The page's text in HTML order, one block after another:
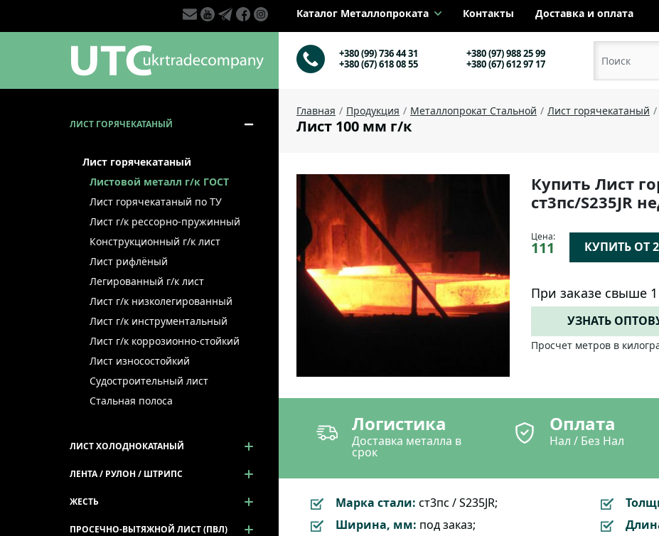
Каталог Металлопроката Контакты Доставка и оплата
+380 (99) 736 44 31
+380 (97) 988 25 99
+380 (67) 618 08 55
+380 (67) 612 97 17
Главная Продукция Металлопрокат Стальной Лист горячекатаный
Лист 100 мм г/к
Купить Лист
ст3пс/S235JR
Цена:
111 КУПИТЬ ОТ
При заказе свыше
УЗНАТЬ
Просчет метров в
Логистика
Доставка металла в
срок
Оплата
Нал / Без Нал
Марка стали: ст3пс / S235JR;
Ширина, мм: под заказ;
ЛИСТ ГОРЯЧЕКАТАНЫЙ
Лист горячекатаный
Листовой металл г/к ГОСТ
Лист горячекатаный по ТУ
Лист г/к рессорно-пружинный
Конструкционный г/к лист
Лист рифлёный
Легированный г/к лист
Лист г/к низколегированный
Лист г/к инструментальный
Лист г/к коррозионно-стойкий
Лист износостойкий
Судостроительный лист
Стальная полоса
ЛИСТ ХОЛОДНОКАТАНЫЙ
ЛЕНТА / РУЛОН / ШТРИПС
ЖЕСТЬ
ПРОСЕЧНО-ВЫТЯЖНОЙ ЛИСТ (ПВЛ)